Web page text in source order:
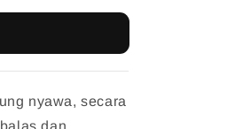
nyawa, secara